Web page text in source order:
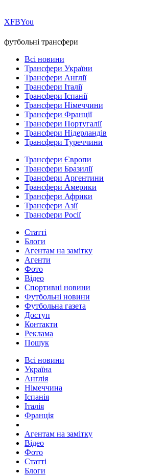
ХFBYou
футбольні трансфери
Всі новини
Трансфери України
Трансфери Англії
Трансфери Італії
Трансфери Іспанії
Трансфери Німеччини
Трансфери Франції
Трансфери Португалії
Трансфери Нідерландів
Трансфери Туреччини
Трансфери Європи
Трансфери Бразилії
Трансфери Аргентини
Трансфери Америки
Трансфери Африки
Трансфери Азії
Трансфери Росії
Статті
Блоги
Агентам на замітку
Агенти
Фото
Відео
Спортивні новини
Футбольні новини
Футбольна газета
Доступ
Контакти
Реклама
Пошук
Всі новини
Україна
Англія
Німеччина
Іспанія
Італія
Франція
Агентам на замітку
Відео
Фото
Статті
Блоги